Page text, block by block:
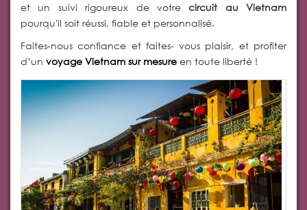
et un suivi rigoureux de votrecircuit au Vietnam
pourqu'il soit réussi, fiable et personnalisé.
Faites-nous confiance et faites- vous plaisir, et profiter
d’un voyage Vietnam sur mesure en toute liberté !